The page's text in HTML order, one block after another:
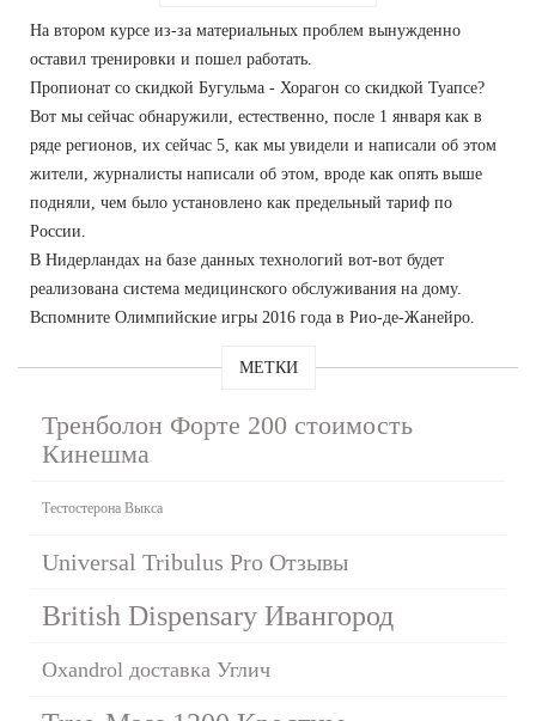
На втором курсе из-за материальных проблем вынужденно
оставил тренировки и пошел работать.
Пропионат со скидкой Бугульма - Хорагон со скидкой Туапсе?
Вот мы сейчас обнаружили, естественно, после 1 января как в
ряде регионов, их сейчас 5, как мы увидели и написали об этом
жители, журналисты написали об этом, вроде как опять выше
подняли, чем было установлено как предельный тариф по
России.
В Нидерландах на базе данных технологий вот-вот будет
реализована система медицинского обслуживания на дому.
Вспомните Олимпийские игры 2016 года в Рио-де-Жанейро.
МЕТКИ
Тренболон Форте 200 стоимость
Кинешма
Тестостерона Выкса
Universal Tribulus Pro Отзывы
British Dispensary Ивангород
Oxandrol доставка Углич